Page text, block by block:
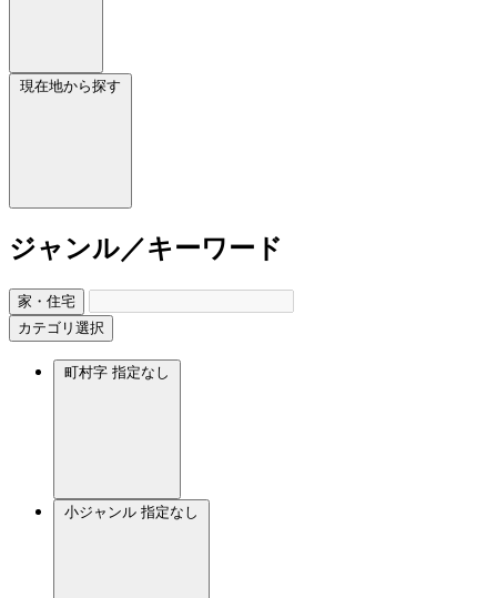
現在地から探す
ジャンル／キーワード
家・住宅
カテゴリ選択
町村字 指定なし
小ジャンル 指定なし